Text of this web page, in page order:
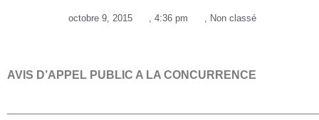
octobre 9, 2015 , 4:36 pm , Non classé
AVIS D’APPEL PUBLIC A LA CONCURRENCE